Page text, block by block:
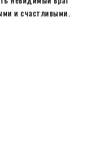
и счастливыми.